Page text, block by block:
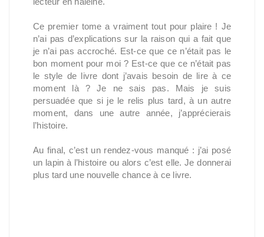
Ce premier tome a vraiment tout pour plaire ! Je
n’ai pas d’explications sur la raison qui a fait que
je n’ai pas accroché. Est-ce que ce n’était pas le
bon moment pour moi ? Est-ce que ce n’était pas
le style de livre dont j’avais besoin de lire à ce
moment là ? Je ne sais pas. Mais je suis
persuadée que si je le relis plus tard, à un autre
moment, dans une autre année, j’apprécierais
l’histoire.
Au final, c’est un rendez-vous manqué : j’ai posé
un lapin à l’histoire ou alors c’est elle. Je donnerai
plus tard une nouvelle chance à ce livre.